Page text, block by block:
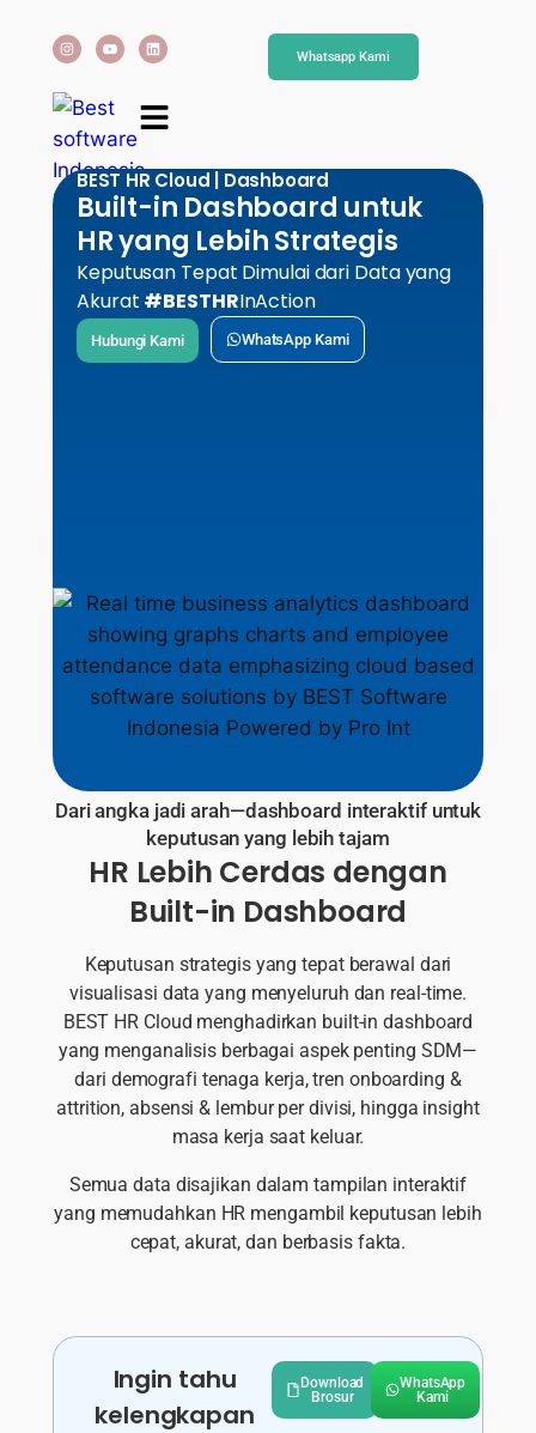
Whatsapp Kami
BEST HR Cloud | Dashboard
Built-in Dashboard untuk
HR yang Lebih Strategis
Keputusan Tepat Dimulai dari Data yang
Akurat #BESTHRInAction
Hubungi Kami WhatsApp Kami
Dari angka jadi arah—dashboard interaktif untuk
keputusan yang lebih tajam
HR Lebih Cerdas dengan
Built-in Dashboard
Keputusan strategis yang tepat berawal dari
visualisasi data yang menyeluruh dan real-time.
BEST HR Cloud menghadirkan built-in dashboard
yang menganalisis berbagai aspek penting SDM—
dari demografi tenaga kerja, tren onboarding &
attrition, absensi & lembur per divisi, hingga insight
masa kerja saat keluar.
Semua data disajikan dalam tampilan interaktif
yang memudahkan HR mengambil keputusan lebih
cepat, akurat, dan berbasis fakta.
Ingin tahu
kelengkapan
Download
Brosur
WhatsApp
Kami